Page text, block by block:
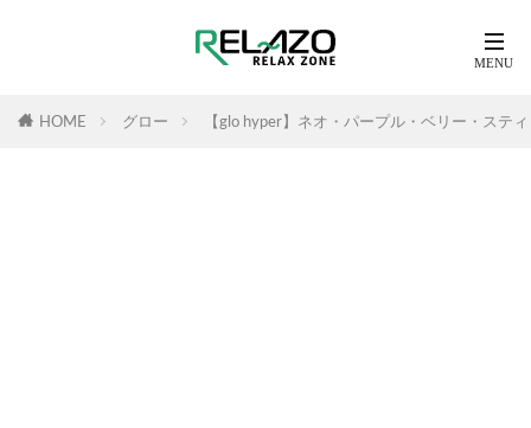
HOME グロー 【glo hyper】ネオ・パープル・ベリー・ステ